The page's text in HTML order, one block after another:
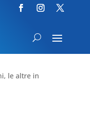
le altre in